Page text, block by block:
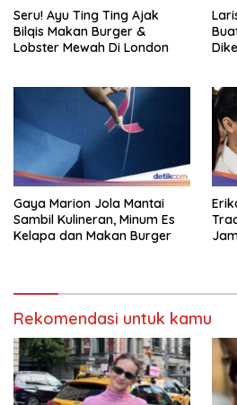
Seru! Ayu Ting Ting Ajak
Bilqis Makan Burger &
Lobster Mewah Di London
Gaya Marion Jola Mantai
Sambil Kulineran, Minum Es
Kelapa dan Makan Burger
Rekomendasi untuk kamu